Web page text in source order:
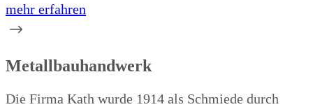
mehr erfahren
Metallbauhandwerk
Die Firma Kath wurde 1914 als Schmiede durch